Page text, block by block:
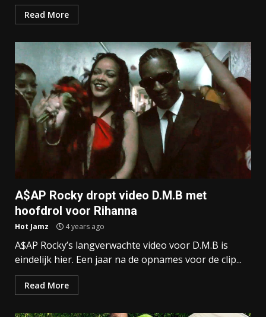
Read More
A$AP Rocky dropt video D.M.B met
hoofdrol voor Rihanna
Hot Jamz 4 years ago
A$AP Rocky’s langverwachte video voor D.M.B is
eindelijk hier. Een jaar na de opnames voor de clip...
Read More